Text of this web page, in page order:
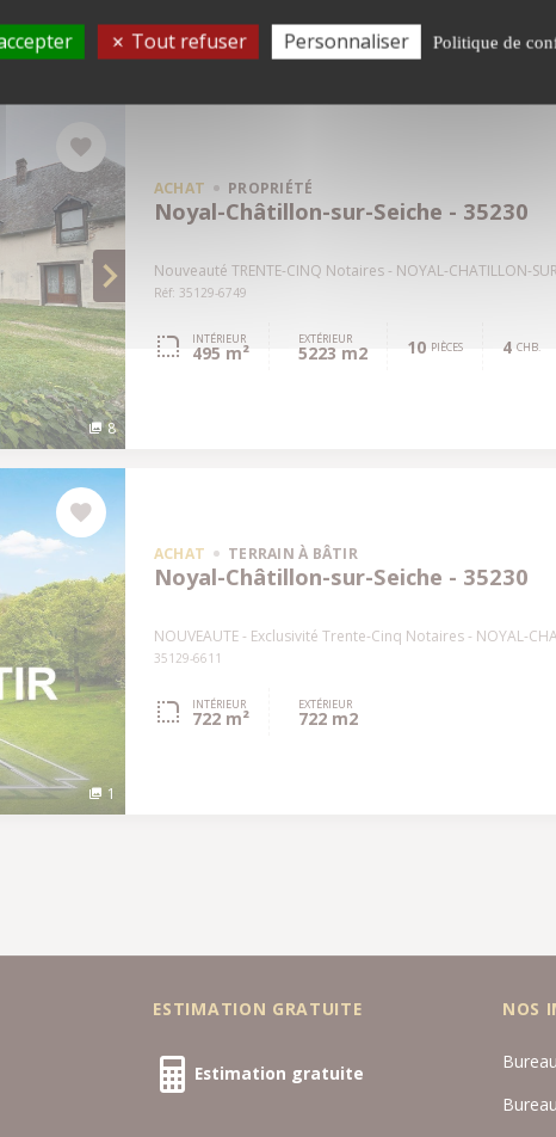
10
8
ACHAT PROPRIÉTÉ
Noyal-Châtillon-sur-Seiche - 35230
Nouveauté TRENTE-CINQ Notaires - NOYAL-CHATILLON-
Réf: 35129-6749
INTÉRIEUR
495 m²
EXTÉRIEUR
5223 m2 10 PIÈCES 4 CHB.
1
ACHAT TERRAIN À BÂTIR
Noyal-Châtillon-sur-Seiche - 35230
NOUVEAUTE - Exclusivité Trente-Cinq Notaires - NOYAL-
35129-6611
INTÉRIEUR
722 m²
EXTÉRIEUR
722 m2
ESTIMATION GRATUITE
Estimation gratuite
NOS
Tout refuser Personnaliser Politique de